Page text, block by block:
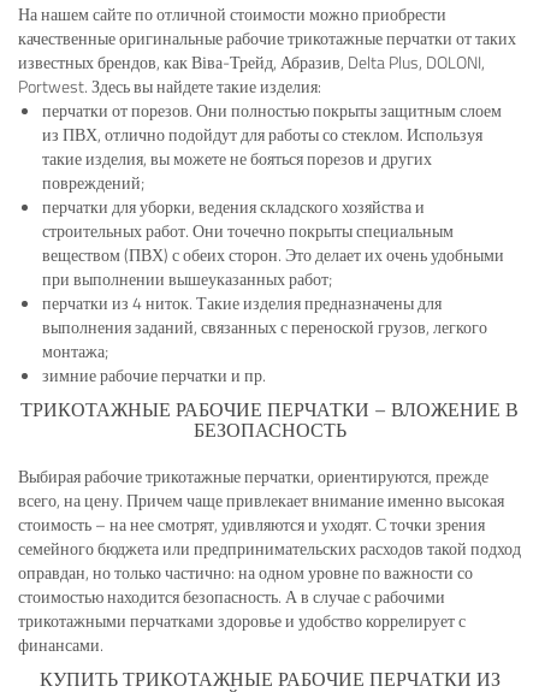
На нашем сайте по отличной стоимости можно приобрести
качественные оригинальные рабочие трикотажные перчатки от таких
известных брендов, как Віва-Трейд, Абразив, Delta Plus, DOLONI,
Portwest. Здесь вы найдете такие изделия:
перчатки от порезов. Они полностью покрыты защитным слоем
из ПВХ, отлично подойдут для работы со стеклом. Используя
такие изделия, вы можете не бояться порезов и других
повреждений;
перчатки для уборки, ведения складского хозяйства и
строительных работ. Они точечно покрыты специальным
веществом (ПВХ) с обеих сторон. Это делает их очень удобными
при выполнении вышеуказанных работ;
перчатки из 4 ниток. Такие изделия предназначены для
выполнения заданий, связанных с переноской грузов, легкого
монтажа;
зимние рабочие перчатки и пр.
ТРИКОТАЖНЫЕ РАБОЧИЕ ПЕРЧАТКИ – ВЛОЖЕНИЕ В
БЕЗОПАСНОСТЬ
Выбирая рабочие трикотажные перчатки, ориентируются, прежде
всего, на цену. Причем чаще привлекает внимание именно высокая
стоимость – на нее смотрят, удивляются и уходят. С точки зрения
семейного бюджета или предпринимательских расходов такой подход
оправдан, но только частично: на одном уровне по важности со
стоимостью находится безопасность. А в случае с рабочими
трикотажными перчатками здоровье и удобство коррелирует с
финансами.
КУПИТЬ ТРИКОТАЖНЫЕ РАБОЧИЕ ПЕРЧАТКИ ИЗ